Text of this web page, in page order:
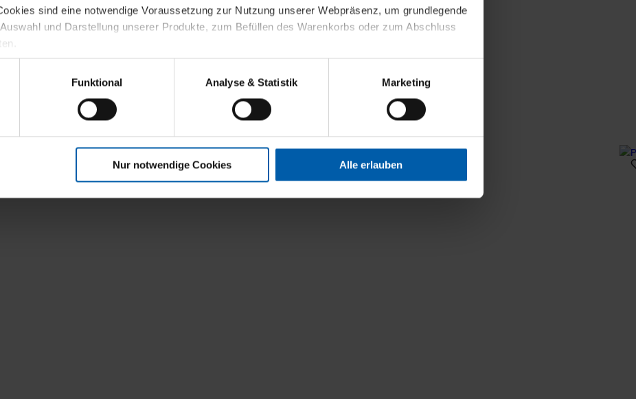
sind eine notwendige Voraussetzung zur Nutzung unserer Webpräsenz, um grundlegende
und Darstellung unserer Produkte, zum Befüllen des Warenkorbs oder zum Abschluss
Angebote, Anzeigen und Inhalte aufgrund Ihres Nutzerverhaltens und Ihres Profils
und Tracking-Zwecke zur Analyse und Optimierung unserer Webpräsenz speichern wir
Diese übermitteln wir in anonymisierter Form an Dritte wie etwa unsere
damit wir alle Cookies und Web-Technologien für Ihr personalisiertes Einkaufserlebnis
jeweiligen Schaltflächen können Sie die Arten der Cookies selbst festlegen, die Sie erlauben
Funktional Analyse & Statistik Marketing
Nur notwendige Cookies Alle erlauben